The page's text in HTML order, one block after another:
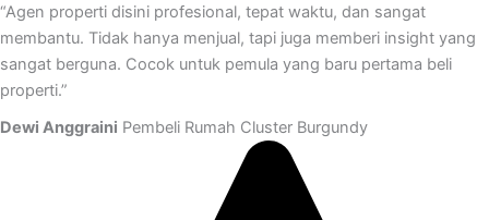
“Agen properti disini profesional, tepat waktu, dan sangat
membantu. Tidak hanya menjual, tapi juga memberi insight yang
sangat berguna. Cocok untuk pemula yang baru pertama beli
properti.”
Dewi Anggraini Pembeli Rumah Cluster Burgundy